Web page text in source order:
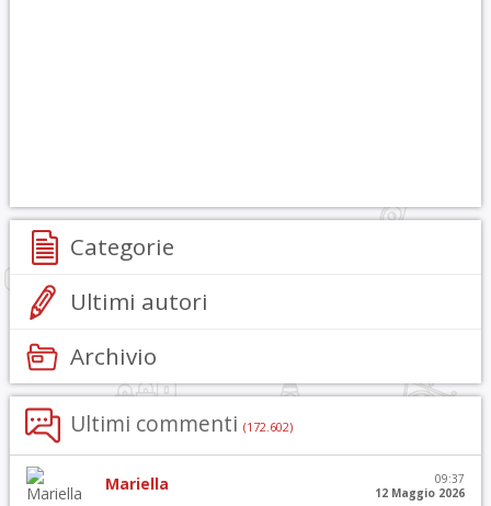
Categorie
Ultimi autori
Archivio
Ultimi commenti (172.602)
Mariella
09:37
12 Maggio 2026